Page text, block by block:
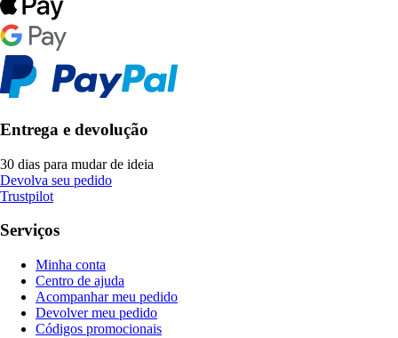
Entrega e devolução
30 dias para mudar de ideia
Devolva seu pedido
Trustpilot
Serviços
Minha conta
Centro de ajuda
Acompanhar meu pedido
Devolver meu pedido
Códigos promocionais